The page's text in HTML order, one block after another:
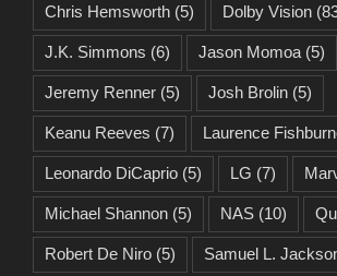
Chris Hemsworth (5) Dolby Vision
J.K. Simmons (6) Jason Momoa (5)
Jeremy Renner (5) Josh Brolin (5)
Keanu Reeves (7) Laurence
Leonardo DiCaprio (5) LG (7)
Michael Shannon (5) NAS (10)
Robert De Niro (5) Samuel L.